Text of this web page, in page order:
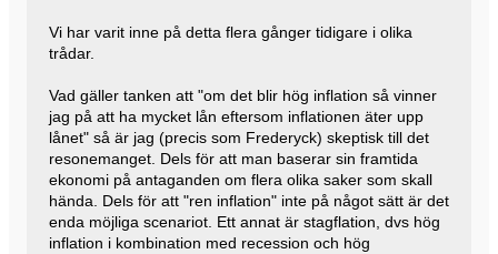
Vi har varit inne på detta flera gånger tidigare i olika
trådar.
Vad gäller tanken att "om det blir hög inflation så vinner
jag på att ha mycket lån eftersom inflationen äter upp
lånet" så är jag (precis som Frederyck) skeptisk till det
resonemanget. Dels för att man baserar sin framtida
ekonomi på antaganden om flera olika saker som skall
hända. Dels för att "ren inflation" inte på något sätt är det
enda möjliga scenariot. Ett annat är stagflation, dvs hög
inflation i kombination med recession och hög